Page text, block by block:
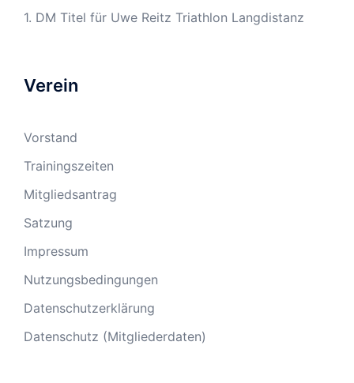
1. DM Titel für Uwe Reitz Triathlon Langdistanz
Verein
Vorstand
Trainingszeiten
Mitgliedsantrag
Satzung
Impressum
Nutzungsbedingungen
Datenschutzerklärung
Datenschutz (Mitgliederdaten)